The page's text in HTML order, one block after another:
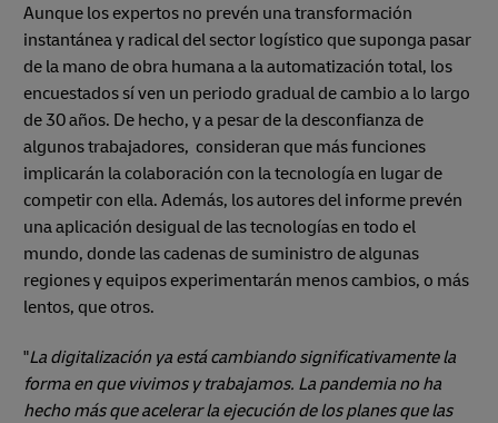
Aunque los expertos no prevén una transformación
instantánea y radical del sector logístico que suponga pasar
de la mano de obra humana a la automatización total, los
encuestados sí ven un periodo gradual de cambio a lo largo
de 30 años. De hecho, y a pesar de la desconfianza de
algunos trabajadores, consideran que más funciones
implicarán la colaboración con la tecnología en lugar de
competir con ella. Además, los autores del informe prevén
una aplicación desigual de las tecnologías en todo el
mundo, donde las cadenas de suministro de algunas
regiones y equipos experimentarán menos cambios, o más
lentos, que otros.
"La digitalización ya está cambiando significativamente la
forma en que vivimos y trabajamos. La pandemia no ha
hecho más que acelerar la ejecución de los planes que las